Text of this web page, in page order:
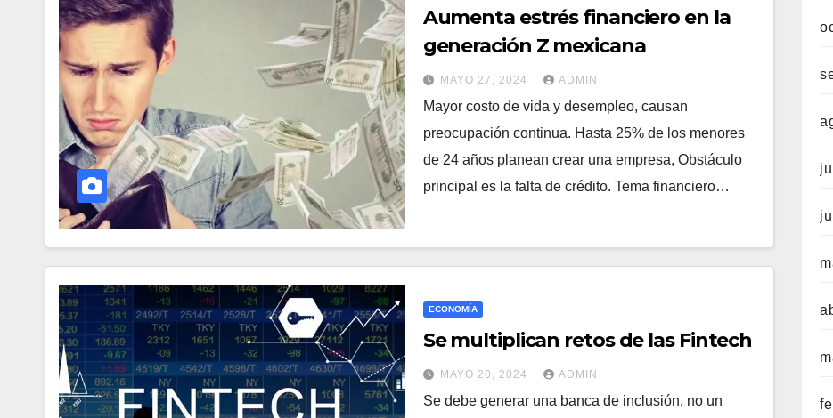
Aumenta estrés financiero en la
generación Z mexicana
MAYO 27, 2024 ADMIN
Mayor costo de vida y desempleo, causan
preocupación continua. Hasta 25% de los menores
de 24 años planean crear una empresa, Obstáculo
principal es la falta de crédito. Tema financiero…
ECONOMÍA
Se multiplican retos de las Fintech
MAYO 20, 2024 ADMIN
Se debe generar una banca de inclusión, no un